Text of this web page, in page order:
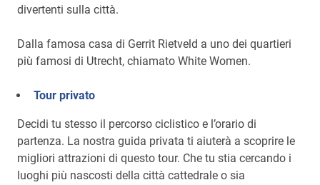
divertenti sulla città.
Dalla famosa casa di Gerrit Rietveld a uno dei quartieri
più famosi di Utrecht, chiamato White Women.
Tour privato
Decidi tu stesso il percorso ciclistico e l’orario di
partenza. La nostra guida privata ti aiuterà a scoprire le
migliori attrazioni di questo tour. Che tu stia cercando i
luoghi più nascosti della città cattedrale o sia